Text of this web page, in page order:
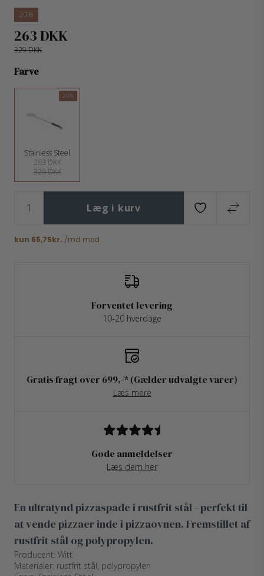
20%
263 DKK
329 DKK
Farve
20%
Stainless Steel
263 DKK
329 DKK
Læg i kurv
Forventet levering
10-20 hverdage
Gratis fragt over 699,-* (Gælder udvalgte varer)
Læs mere
Gode anmeldelser
Læs dem her
En ultratynd pizzaspade i rustfrit stål - perfekt til
at vende pizzaer inde i pizzaovnen. Fremstillet af
rustfrit stål og polypropylen.
Producent: Witt
Materialer: rustfrit stål, polypropylen